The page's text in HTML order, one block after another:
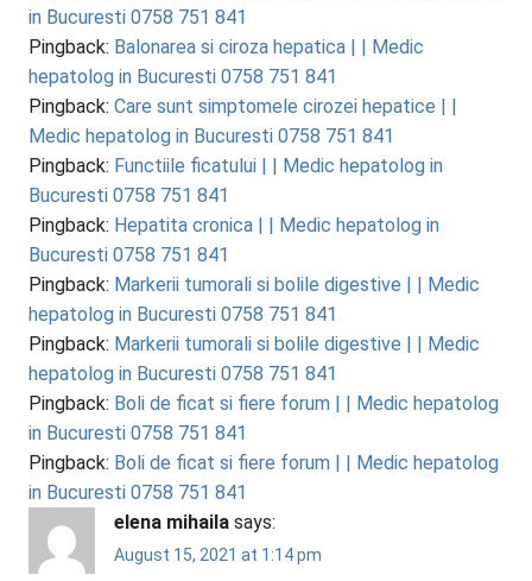
in Bucuresti 0758 751 841
Pingback: Balonarea si ciroza hepatica | | Medic
hepatolog in Bucuresti 0758 751 841
Pingback: Care sunt simptomele cirozei hepatice | |
Medic hepatolog in Bucuresti 0758 751 841
Pingback: Functiile ficatului | | Medic hepatolog in
Bucuresti 0758 751 841
Pingback: Hepatita cronica | | Medic hepatolog in
Bucuresti 0758 751 841
Pingback: Markerii tumorali si bolile digestive | | Medic
hepatolog in Bucuresti 0758 751 841
Pingback: Markerii tumorali si bolile digestive | | Medic
hepatolog in Bucuresti 0758 751 841
Pingback: Boli de ficat si fiere forum | | Medic hepatolog
in Bucuresti 0758 751 841
Pingback: Boli de ficat si fiere forum | | Medic hepatolog
in Bucuresti 0758 751 841
elena mihaila says:
August 15, 2021 at 1:14 pm